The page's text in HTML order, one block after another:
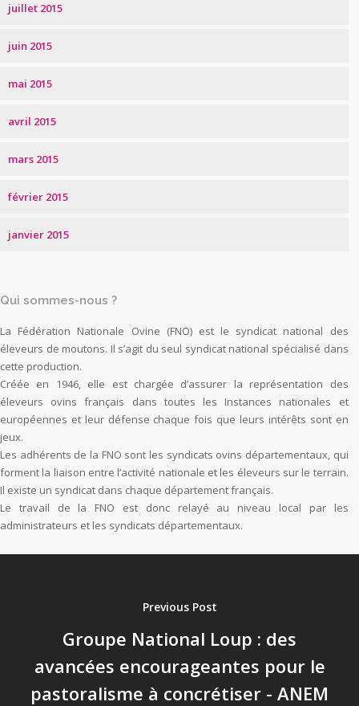
juillet 2015
juin 2015
mai 2015
avril 2015
mars 2015
février 2015
janvier 2015
Qui sommes-nous ?
La Fédération Nationale Ovine (FNO) est le syndicat national des
éleveurs de moutons. Il s’agit du seul syndicat national spécialisé dans
cette production.
Créée en 1946, elle est chargée d’assurer la représentation des
éleveurs ovins français dans toutes les Instances nationales et
européennes et leur défense chaque fois que leurs intérêts sont en
jeux.
Les adhérents de la FNO sont les syndicats ovins départementaux, qui
forment la liaison entre l’activité nationale et les éleveurs sur le terrain.
Il existe un syndicat dans chaque département français.
Le travail de la FNO est donc relayé au niveau local par les
administrateurs et les syndicats départementaux.
Previous Post
Groupe National Loup : des
avancées encourageantes pour le
pastoralisme à concrétiser - ANEM